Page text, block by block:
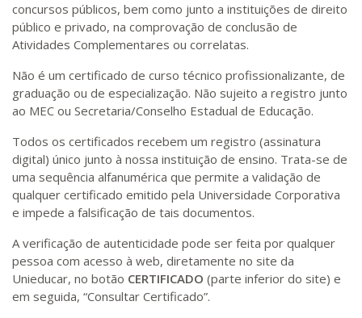
concursos públicos, bem como junto a instituições de direito
público e privado, na comprovação de conclusão de
Atividades Complementares ou correlatas.
Não é um certificado de curso técnico profissionalizante, de
graduação ou de especialização. Não sujeito a registro junto
ao MEC ou Secretaria/Conselho Estadual de Educação.
Todos os certificados recebem um registro (assinatura
digital) único junto à nossa instituição de ensino. Trata-se de
uma sequência alfanumérica que permite a validação de
qualquer certificado emitido pela Universidade Corporativa
e impede a falsificação de tais documentos.
A verificação de autenticidade pode ser feita por qualquer
pessoa com acesso à web, diretamente no site da
Unieducar, no botão CERTIFICADO (parte inferior do site) e
em seguida, “Consultar Certificado”.